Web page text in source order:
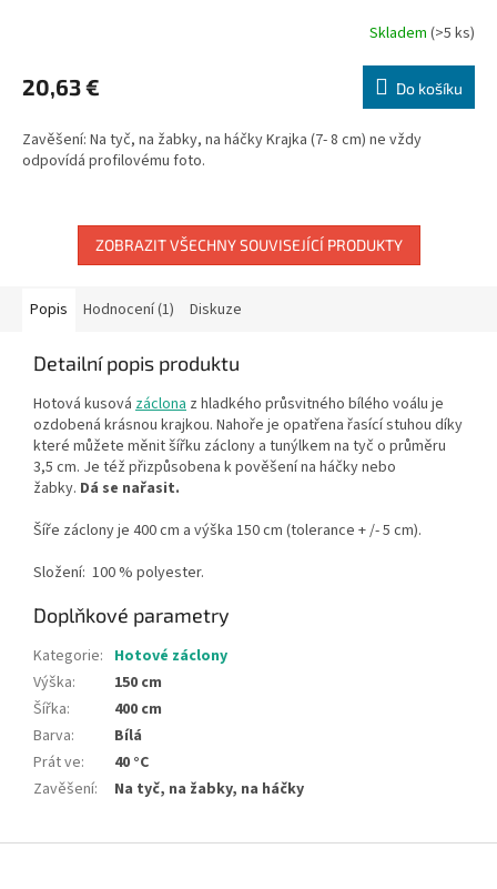
produktu
je
z
5
Skladem(>5 ks)
20,63 € Do košíku
Zavěšení: Na tyč, na žabky, na háčky Krajka (7- 8 cm) ne vždy
odpovídá profilovému foto.
ZOBRAZIT VŠECHNY SOUVISEJÍCÍ PRODUKTY
Popis Hodnocení (1) Diskuze
Detailní popis produktu
Hotová kusová záclona z hladkého průsvitného bílého voálu je
ozdobená krásnou krajkou. Nahoře je opatřena řasící stuhou díky
které můžete měnit šířku záclony a tunýlkem na tyč o průměru
3,5 cm. Je též přizpůsobena k pověšení na háčky nebo
žabky. Dá se nařasit.
Šíře záclony je 400 cm a výška 150 cm (tolerance + /- 5 cm).
Složení: 100 % polyester.
Doplňkové parametry
Kategorie: Hotové záclony
Výška:
150 cm
Šířka:
400 cm
Barva:
Bílá
Prát ve:
40 °C
Zavěšení: Na tyč, na žabky, na háčky